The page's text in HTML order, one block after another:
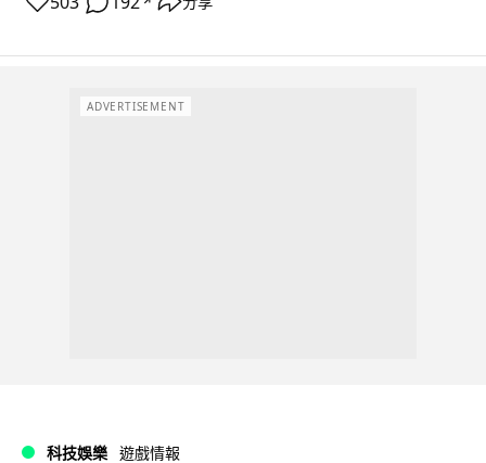
ADVERTISEMENT
科技娛樂 遊戲情報